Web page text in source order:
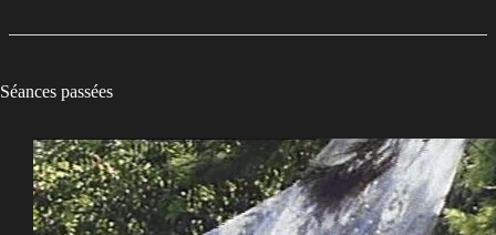
Séances passées